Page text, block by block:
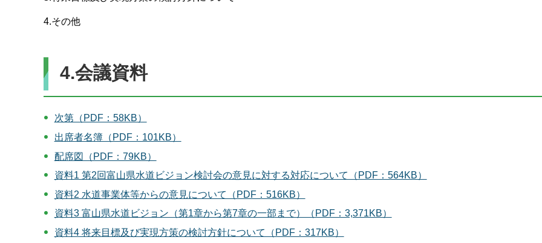
4.その他
4.会議資料
次第（PDF：58KB）
出席者名簿（PDF：101KB）
配席図（PDF：79KB）
資料1 第2回富山県水道ビジョン検討会の意見に対する対応について（PDF：564KB）
資料2 水道事業体等からの意見について（PDF：516KB）
資料3 富山県水道ビジョン（第1章から第7章の一部まで）（PDF：3,371KB）
資料4 将来目標及び実現方策の検討方針について（PDF：317KB）